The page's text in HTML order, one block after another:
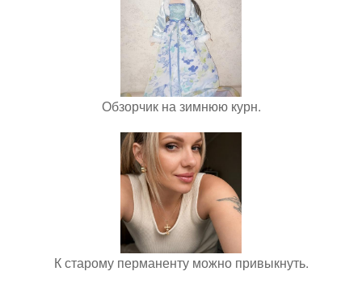
Обзорчик на зимнюю курн.
К старому перманенту можно привыкнуть.